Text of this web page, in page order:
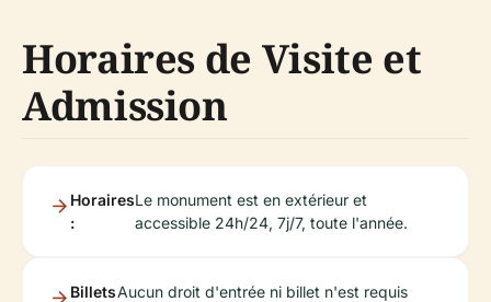
Horaires de Visite et
Admission
Horaires
:
Le monument est en extérieur et
accessible 24h/24, 7j/7, toute l'année.
BilletsAucun droit d'entrée ni billet n'est requis